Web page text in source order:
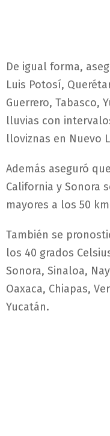
De igual forma,
Luis Potosí,
Guerrero, Tabasco,
lluvias con
lloviznas en Nuevo
Además aseguró
California y Sonora
mayores a los 50
También se
los 40 grados
Sonora, Sinaloa,
Oaxaca, Chiapas,
Yucatán.